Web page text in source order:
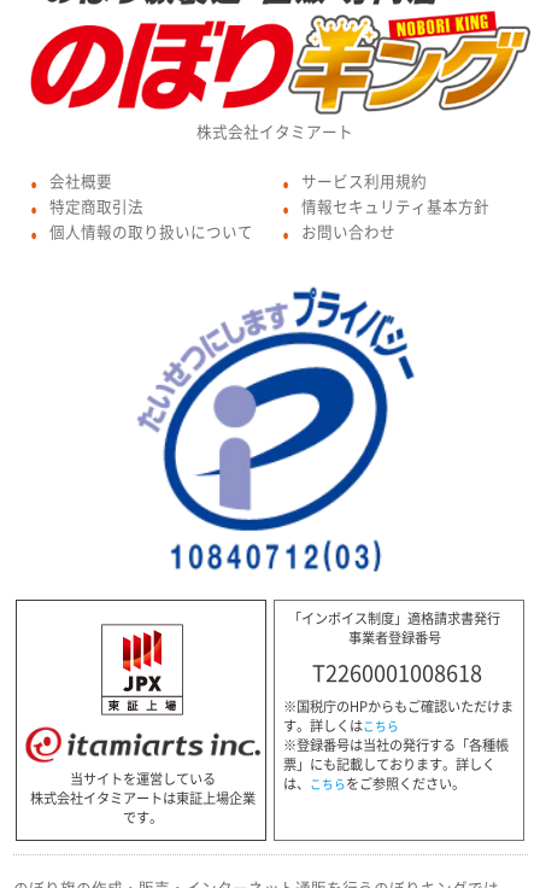
株式会社イタミアート
● 会社概要
● 特定商取引法
● 個人情報の取り扱いについて
● サービス利用規約
● 情報セキュリティ基本方針
● お問い合わせ
当サイトを運営している
株式会社イタミアートは東証上場企業
です。
「インボイス制度」適格請求書発行
事業者登録番号
T2260001008618
※国税庁のHPからもご確認いただけま
す。詳しくはこちら
※登録番号は当社の発行する「各種帳
票」にも記載しております。詳しく
は、 こちらをご参照ください。